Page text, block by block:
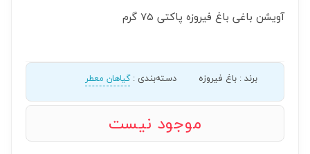
آویشن باغی باغ فیروزه پاکتی 75 گرم
برند: باغ فیروزه دسته‌بندی :گیاهان معطر
موجود نیست